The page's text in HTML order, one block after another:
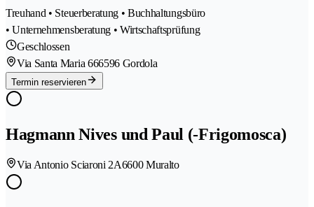
Treuhand • Steuerberatung • Buchhaltungsbüro
• Unternehmensberatung • Wirtschaftsprüfung
Geschlossen
Via Santa Maria 666596 Gordola
Termin reservieren
Hagmann Nives und Paul (-Frigomosca)
Via Antonio Sciaroni 2A6600 Muralto